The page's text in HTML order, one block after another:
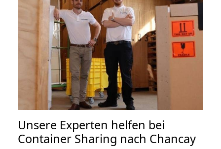
Unsere Experten helfen bei
Container Sharing nach Chancay